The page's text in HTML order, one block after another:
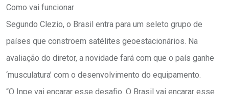
Como vai funcionar
Segundo Clezio, o Brasil entra para um seleto grupo de
países que constroem satélites geoestacionários. Na
avaliação do diretor, a novidade fará com que o país ganhe
‘musculatura’ com o desenvolvimento do equipamento.
“O Inpe vai encarar esse desafio. O Brasil vai encarar esse